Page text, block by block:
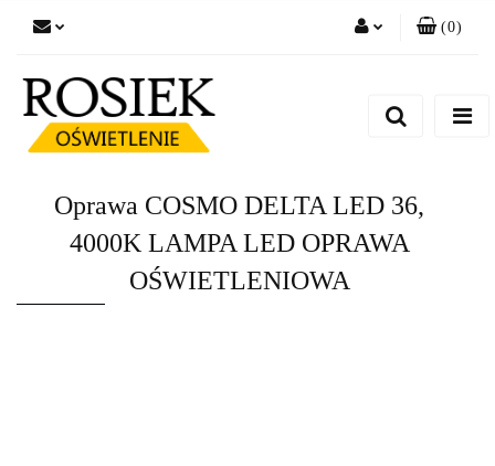
(0)
Oprawa COSMO DELTA LED 36,
4000K LAMPA LED OPRAWA
OŚWIETLENIOWA